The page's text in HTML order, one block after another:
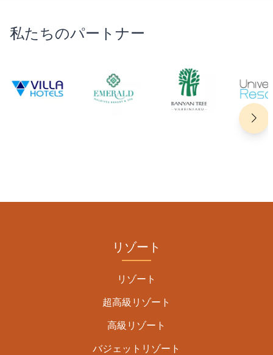
私たちのパートナー
リゾート
リゾート
超高級リゾート
高級リゾート
バジェットリゾート